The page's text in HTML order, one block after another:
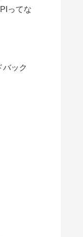
ってな
バック